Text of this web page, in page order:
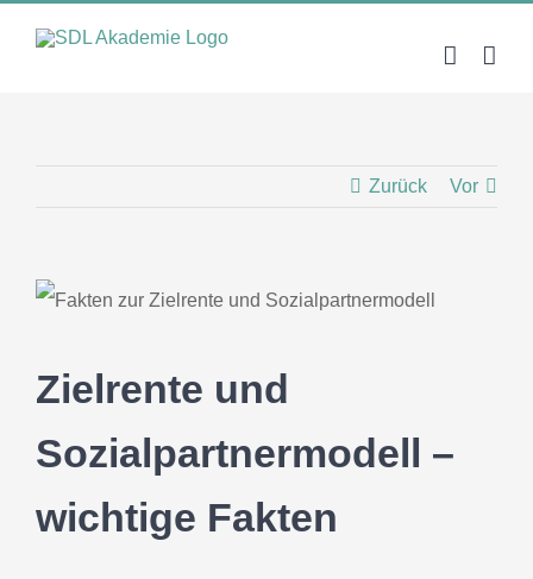
Zurück Vor
Zielrente und
Sozialpartnermodell –
wichtige Fakten